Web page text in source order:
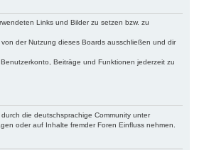
Links und Bilder zu setzen bzw. zu
der Nutzung dieses Boards ausschließen und dir
Beiträge und Funktionen jederzeit zu
die deutschsprachige Community unter
oder auf Inhalte fremder Foren Einfluss nehmen.